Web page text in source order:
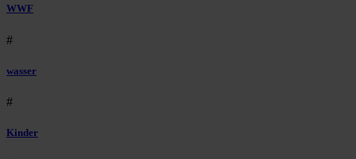
WWF
#
wasser
#
Kinder